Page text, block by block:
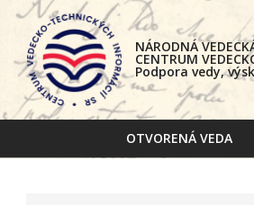
Skip
content
NÁRODNÁ
CENTRUM
Podpora vedy,
OTVORENÁ VEDA